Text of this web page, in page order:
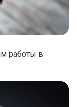
работы в